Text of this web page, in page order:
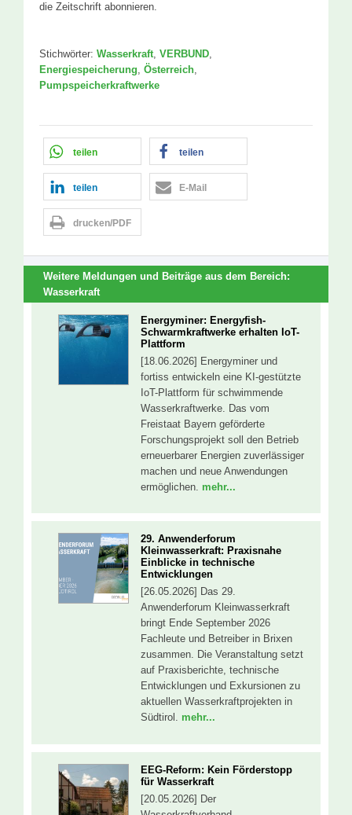
die Zeitschrift abonnieren.
Stichwörter: Wasserkraft, VERBUND,
Energiespeicherung, Österreich,
Pumpspeicherkraftwerke
teilen teilen
teilen E-Mail
drucken/PDF
Weitere Meldungen und Beiträge aus dem Bereich:
Wasserkraft
Energyminer: Energyfish-
Schwarmkraftwerke erhalten IoT-
Plattform
[18.06.2026] Energyminer und
fortiss entwickeln eine KI-gestützte
IoT-Plattform für schwimmende
Wasserkraftwerke. Das vom
Freistaat Bayern geförderte
Forschungsprojekt soll den Betrieb
erneuerbarer Energien zuverlässiger
machen und neue Anwendungen
ermöglichen. mehr...
29. Anwenderforum
Kleinwasserkraft: Praxisnahe
Einblicke in technische
Entwicklungen
[26.05.2026] Das 29.
Anwenderforum Kleinwasserkraft
bringt Ende September 2026
Fachleute und Betreiber in Brixen
zusammen. Die Veranstaltung setzt
auf Praxisberichte, technische
Entwicklungen und Exkursionen zu
aktuellen Wasserkraftprojekten in
Südtirol. mehr...
EEG-Reform: Kein Förderstopp
für Wasserkraft
[20.05.2026] Der